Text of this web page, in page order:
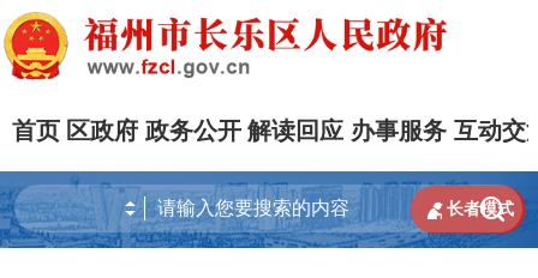
首页 区政府 政务公开 解读回应 办事服务 互动交

 长者模式